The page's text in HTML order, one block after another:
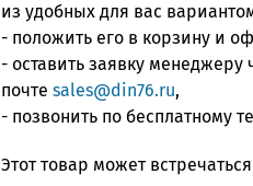
из удобных для вас
- положить его в корзину и
- оставить заявку менеджеру
почте sales@din76.ru,
- позвонить по бесплатному
Этот товар может